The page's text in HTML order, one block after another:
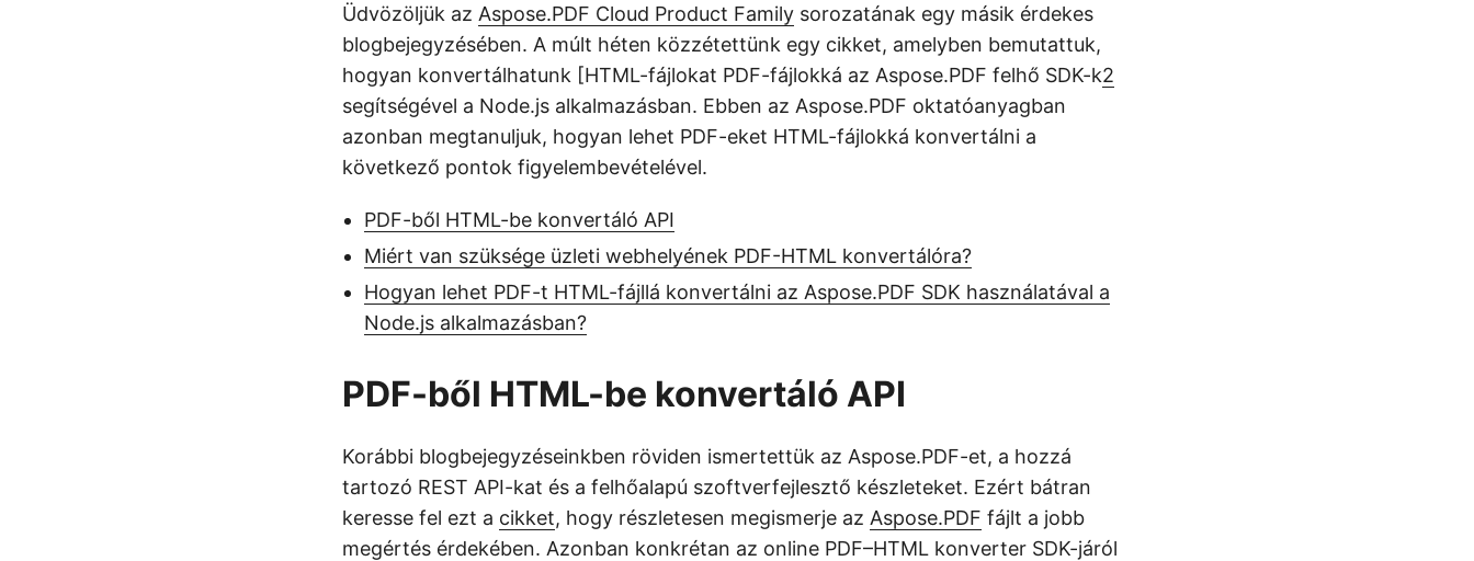
Üdvözöljük az Aspose.PDF Cloud Product Family sorozatának egy másik érdekes
blogbejegyzésében. A múlt héten közzétettünk egy cikket, amelyben bemutattuk,
hogyan konvertálhatunk [HTML-fájlokat PDF-fájlokká az Aspose.PDF felhő SDK-k2
segítségével a Node.js alkalmazásban. Ebben az Aspose.PDF oktatóanyagban
azonban megtanuljuk, hogyan lehet PDF-eket HTML-fájlokká konvertálni a
következő pontok figyelembevételével.
PDF-ből HTML-be konvertáló API
Miért van szüksége üzleti webhelyének PDF-HTML konvertálóra?
Hogyan lehet PDF-t HTML-fájllá konvertálni az Aspose.PDF SDK használatával a
Node.js alkalmazásban?
PDF-ből HTML-be konvertáló API
Korábbi blogbejegyzéseinkben röviden ismertettük az Aspose.PDF-et, a hozzá
tartozó REST API-kat és a felhőalapú szoftverfejlesztő készleteket. Ezért bátran
keresse fel ezt a cikket, hogy részletesen megismerje az Aspose.PDF fájlt a jobb
megértés érdekében. Azonban konkrétan az online PDF–HTML konverter SDK-járól